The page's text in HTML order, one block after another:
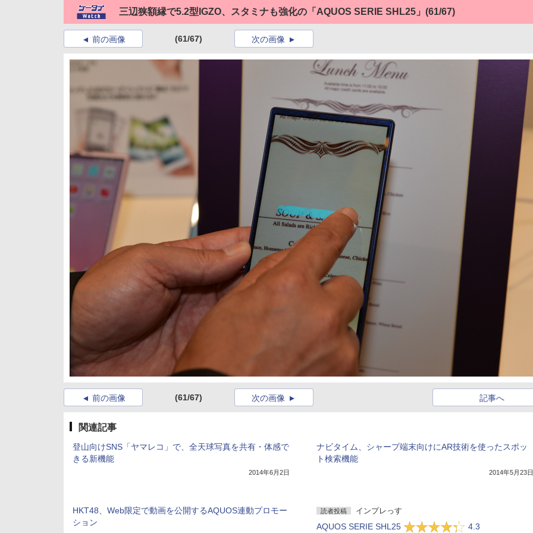
三辺狭額縁で5.2型IGZO、スタミナも強化の「AQUOS SERIE SHL25」 (61/67)
前の画像 (61/67) 次の画像
前の画像 (61/67) 記事へ
次の画像
関連記事
登山向けSNS「ヤマレコ」で、全天球写真を共有・体感で
きる新機能
2014年6月2日
ナビタイム、シャープ端末向けにAR技術を使ったスポッ
ト検索機能
2014年5月23日
HKT48、Web限定で動画を公開するAQUOS連動プロモー
ション
読者投稿 インプレっす
AQUOS SERIE SHL25 4.3